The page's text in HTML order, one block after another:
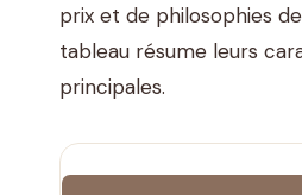
prix et de philosophies
tableau résume leurs
principales.